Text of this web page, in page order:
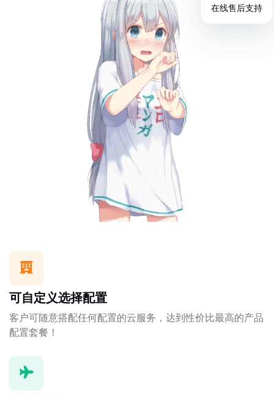
在线售后支持
可自定义选择配置
客户可随意搭配任何配置的云服务，达到性价比最高的产品
配置套餐！